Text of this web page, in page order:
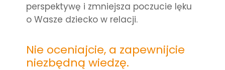
perspektywę i zmniejsza poczucie lęku
o Wasze dziecko w relacji.
Nie oceniajcie, a zapewnijcie
niezbędną wiedzę.